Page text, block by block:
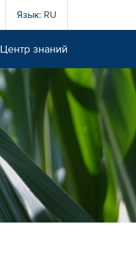
Язык: RU
Центр знаний